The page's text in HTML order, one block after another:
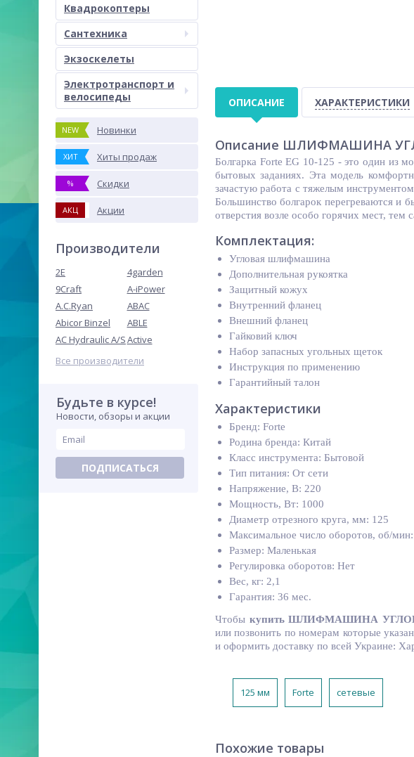
Квадрокоптеры
Сантехника
Экзоскелеты
Электротранспорт и
велосипеды
NEW Новинки
ХИТ Хиты продаж
% Скидки
АКЦ Акции
Производители
2E
4garden
9Craft
A-iPower
A.C.Ryan
ABAC
Abicor Binzel
ABLE
AC Hydraulic A/SActive
Все производители
Будьте в курсе!
Новости, обзоры и акции
ПОДПИСАТЬСЯ
ОПИСАНИЕ ХАРАКТЕРИСТИКИ
Описание ШЛИФМАШИНА
Болгарка Forte EG 10-125 - это один из
бытовых заданиях. Эта модель
зачастую работа с тяжелым
Большинство болгарок перегреваются и
отверстия возле особо горячих мест, тем
Комплектация:
Угловая шлифмашина
Дополнительная рукоятка
Защитный кожух
Внутренний фланец
Внешний фланец
Гайковий ключ
Набор запасных угольных щеток
Инструкция по применению
Гарантийный талон
Характеристики
Бренд: Forte
Родина бренда: Китай
Класс инструмента: Бытовой
Тип питания: От сети
Напряжение, В: 220
Мощность, Вт: 1000
Диаметр отрезного круга, мм: 125
Максимальное число оборотов, об/
Размер: Маленькая
Регулировка оборотов: Нет
Вес, кг: 2,1
Гарантия: 36 мес.
Чтобы купитьШЛИФМАШИНА
или позвонить по номерам которые
и оформить доставку по всей Украине:
125 мм Forte сетевые
Похожие товары